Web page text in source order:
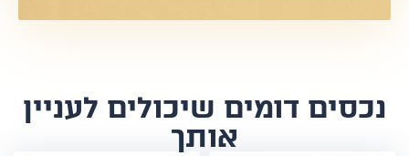
נכסים דומים שיכולים לעניין
אותך